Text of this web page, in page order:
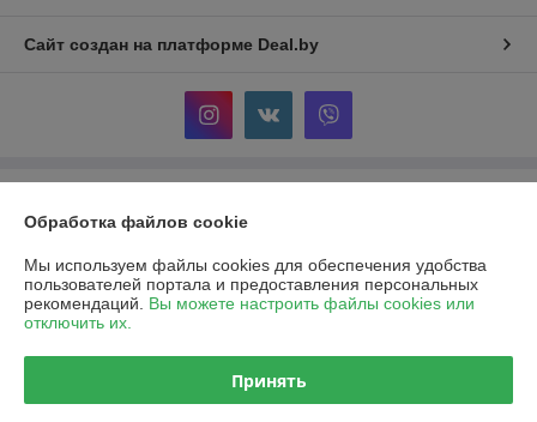
Сайт создан на платформе Deal.by
«Ивкомпрайм»
220012, г. Минск, пер. Калинина, д.16, пом. 349
Регистрационный номер ЕГР: 193930318
Регистрационный орган: Минский горисполком
Обработка файлов cookie
Мы используем файлы cookies для обеспечения удобства
пользователей портала и предоставления персональных
рекомендаций. Вы можете настроить файлы cookies или
отключить их.
Принять